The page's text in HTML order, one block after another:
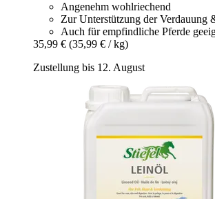
Angenehm wohlriechend
Zur Unterstützung der Verdauung
Auch für empfindliche Pferde
35,99 € (35,99 € / kg)
Zustellung bis 12. August